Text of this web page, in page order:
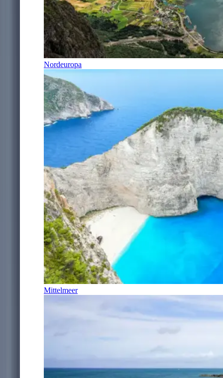
Nordeuropa
Mittelmeer